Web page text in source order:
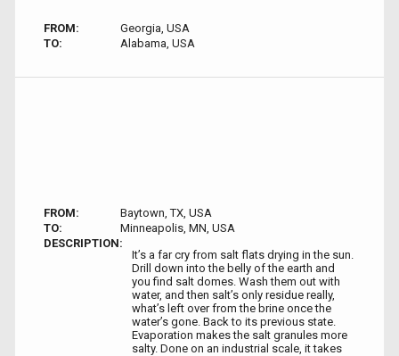
FROM:
Georgia, USA
TO:
Alabama, USA
FROM:
Baytown, TX, USA
TO:
Minneapolis, MN, USA
DESCRIPTION:
It’s a far cry from salt flats drying in the sun.
Drill down into the belly of the earth and
you find salt domes. Wash them out with
water, and then salt’s only residue really,
what’s left over from the brine once the
water’s gone. Back to its previous state.
Evaporation makes the salt granules more
salty. Done on an industrial scale, it takes